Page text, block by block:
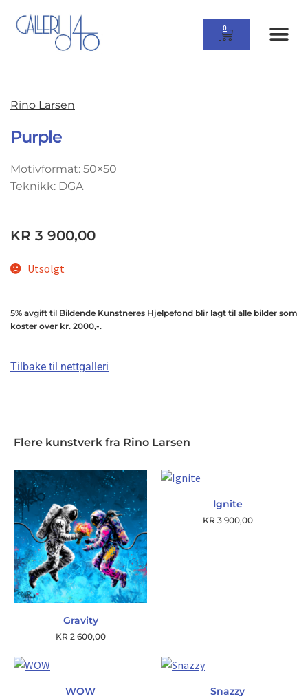
0
Rino Larsen
Purple
Motivformat: 50×50
Teknikk: DGA
KR 3 900,00
Utsolgt
5% avgift til Bildende Kunstneres Hjelpefond blir lagt til alle bilder som
koster over kr. 2000,-.
Tilbake til nettgalleri
Flere kunstverk fra Rino Larsen
Gravity
KR 2 600,00
Ignite
KR 3 900,00
WOW Snazzy